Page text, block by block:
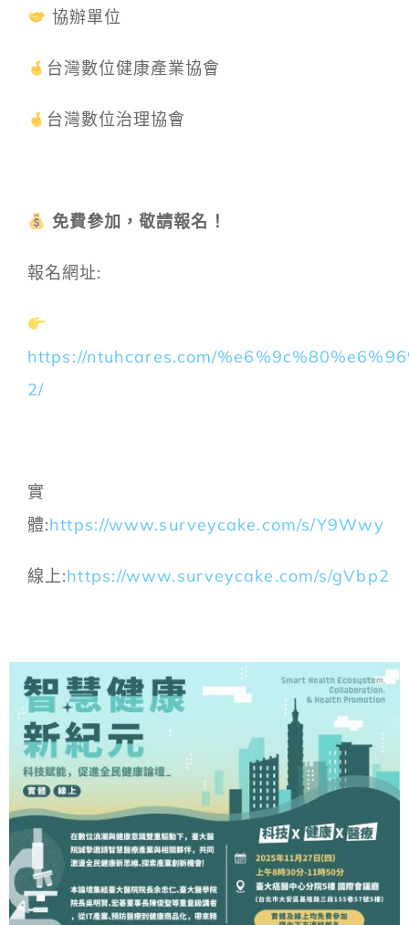
協辦單位
台灣數位健康產業協會
台灣數位治理協會
免費參加，敬請報名！
報名網址:
https://ntuhcares.com/
2/
實
體:https://www.surveycake.com/s/Y9Wwy
線上:https://www.surveycake.com/s/gVbp2